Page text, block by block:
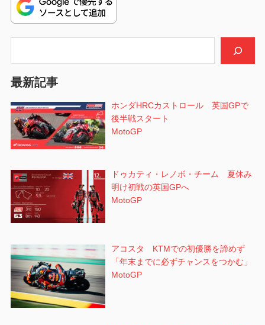
ゲ
ー
シ
ョ
ン
最新記事
ホンダHRCカストロール 英国GPで
後半戦スタート
MotoGP
ドゥカティ・レノボ・チーム 夏休み
明け初戦の英国GPへ
MotoGP
アコスタ KTMでの初優勝を諦めず
「年末までに必ずチャンスをつかむ」
MotoGP